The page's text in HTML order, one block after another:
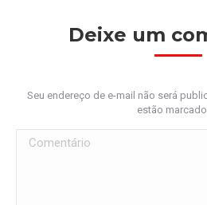
Deixe um
Seu endereço de e-mail não será
estão
Comentário